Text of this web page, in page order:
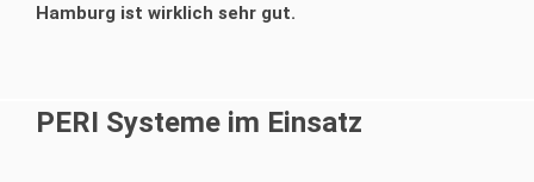
Hamburg ist wirklich sehr gut.
PERI Systeme im Einsatz